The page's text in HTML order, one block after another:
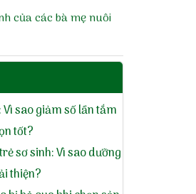
của các bà mẹ nuôi
sao giảm số lần tắm
tốt?
sơ sinh: Vì sao dưỡng
thiện?